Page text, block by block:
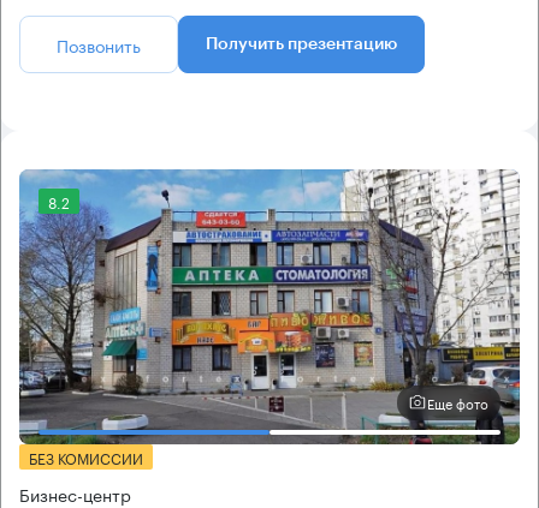
Позвонить Получить презентацию
8.2
Еще фото
БЕЗ КОМИССИИ
Бизнес-центр